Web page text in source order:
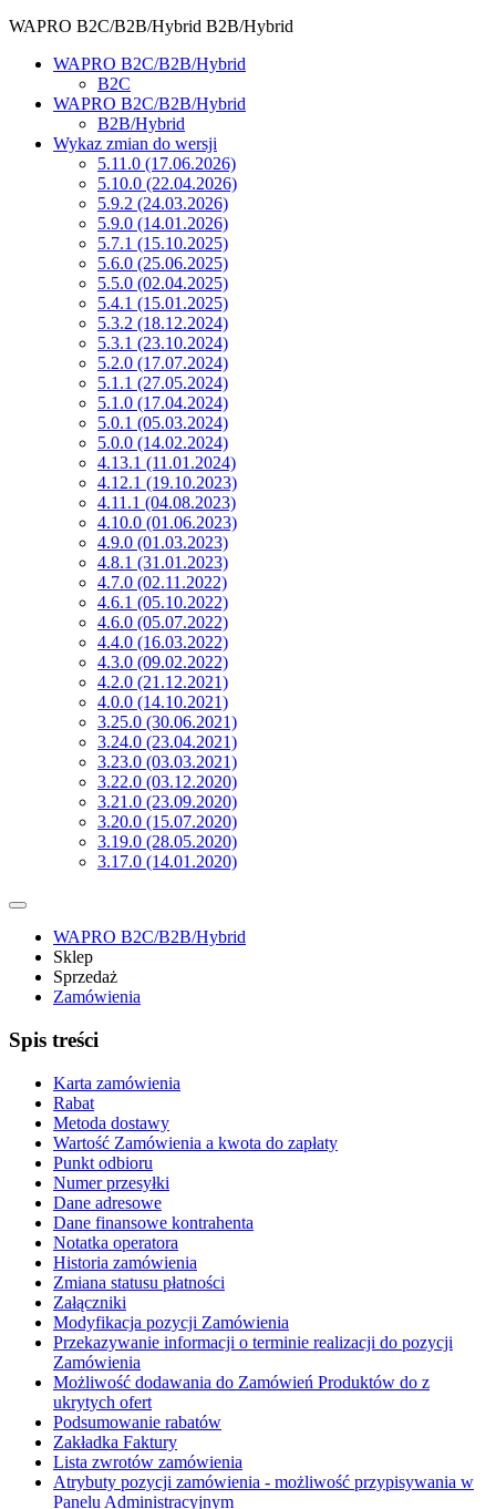
WAPRO B2C/B2B/Hybrid B2B/Hybrid
WAPRO B2C/B2B/Hybrid
B2C
WAPRO B2C/B2B/Hybrid
B2B/Hybrid
Wykaz zmian do wersji
5.11.0 (17.06.2026)
5.10.0 (22.04.2026)
5.9.2 (24.03.2026)
5.9.0 (14.01.2026)
5.7.1 (15.10.2025)
5.6.0 (25.06.2025)
5.5.0 (02.04.2025)
5.4.1 (15.01.2025)
5.3.2 (18.12.2024)
5.3.1 (23.10.2024)
5.2.0 (17.07.2024)
5.1.1 (27.05.2024)
5.1.0 (17.04.2024)
5.0.1 (05.03.2024)
5.0.0 (14.02.2024)
4.13.1 (11.01.2024)
4.12.1 (19.10.2023)
4.11.1 (04.08.2023)
4.10.0 (01.06.2023)
4.9.0 (01.03.2023)
4.8.1 (31.01.2023)
4.7.0 (02.11.2022)
4.6.1 (05.10.2022)
4.6.0 (05.07.2022)
4.4.0 (16.03.2022)
4.3.0 (09.02.2022)
4.2.0 (21.12.2021)
4.0.0 (14.10.2021)
3.25.0 (30.06.2021)
3.24.0 (23.04.2021)
3.23.0 (03.03.2021)
3.22.0 (03.12.2020)
3.21.0 (23.09.2020)
3.20.0 (15.07.2020)
3.19.0 (28.05.2020)
3.17.0 (14.01.2020)
WAPRO B2C/B2B/Hybrid
Sklep
Sprzedaż
Zamówienia
Spis treści
Karta zamówienia
Rabat
Metoda dostawy
Wartość Zamówienia a kwota do zapłaty
Punkt odbioru
Numer przesyłki
Dane adresowe
Dane finansowe kontrahenta
Notatka operatora
Historia zamówienia
Zmiana statusu płatności
Załączniki
Modyfikacja pozycji Zamówienia
Przekazywanie informacji o terminie realizacji do pozycji
Zamówienia
Możliwość dodawania do Zamówień Produktów do z
ukrytych ofert
Podsumowanie rabatów
Zakładka Faktury
Lista zwrotów zamówienia
Atrybuty pozycji zamówienia - możliwość przypisywania w
Panelu Administracyjnym